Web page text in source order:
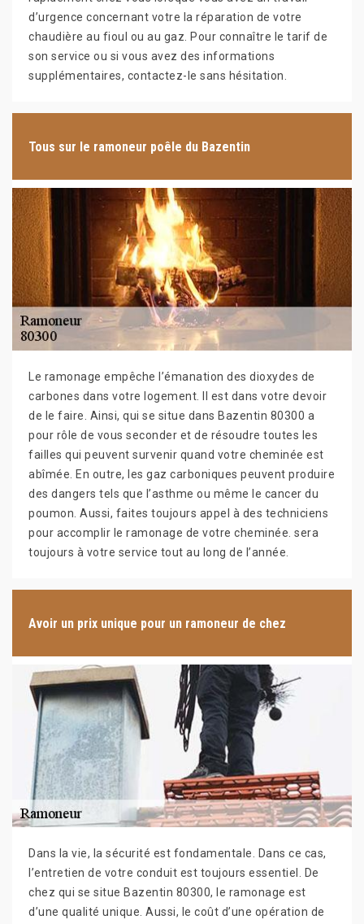
d’urgence concernant votre la réparation de votre
chaudière au fioul ou au gaz. Pour connaître le tarif de
son service ou si vous avez des informations
supplémentaires, contactez-le sans hésitation.
Tous sur le ramoneur poêle du Bazentin
Le ramonage empêche l’émanation des dioxydes de
carbones dans votre logement. Il est dans votre devoir
de le faire. Ainsi, qui se situe dans Bazentin 80300 a
pour rôle de vous seconder et de résoudre toutes les
failles qui peuvent survenir quand votre cheminée est
abîmée. En outre, les gaz carboniques peuvent produire
des dangers tels que l’asthme ou même le cancer du
poumon. Aussi, faites toujours appel à des techniciens
pour accomplir le ramonage de votre cheminée. sera
toujours à votre service tout au long de l’année.
Avoir un prix unique pour un ramoneur de chez
Dans la vie, la sécurité est fondamentale. Dans ce cas,
l’entretien de votre conduit est toujours essentiel. De
chez qui se situe Bazentin 80300, le ramonage est
d’une qualité unique. Aussi, le coût d’une opération de